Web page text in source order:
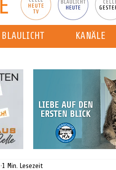
BLAULICHT KANÄLE
1 Min. Lesezeit